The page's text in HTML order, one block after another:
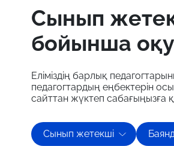
сынып жетекші баяндамалар, реферат
бойынша
Еліміздің барлық
педагогтардың еңбектерін
сайттан жүктеп сабағыңызға
Сынып жетекші